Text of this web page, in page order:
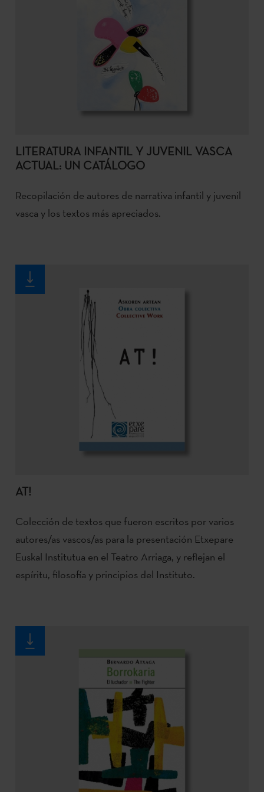
LITERATURA INFANTIL Y JUVENIL VASCA
ACTUAL: UN CATÁLOGO
Recopilación de autores de narrativa infantil y juvenil
vasca y los textos más apreciados.
AT!
Colección de textos que fueron escritos por varios
autores/as vascos/as para la presentación Etxepare
Euskal Institutua en el Teatro Arriaga, y reflejan el
espíritu, filosofía y principios del Instituto.